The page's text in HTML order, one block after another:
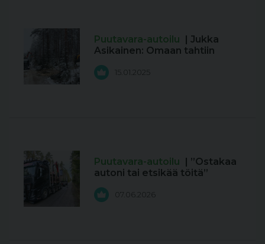
Puutavara-autoilu | Jukka
Asikainen: Omaan tahtiin
15.01.2025
Puutavara-autoilu | ”Ostakaa
autoni tai etsikää töitä”
07.06.2026